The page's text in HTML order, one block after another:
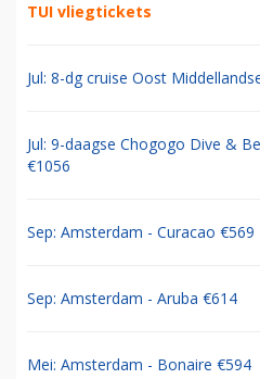
TUI vliegtickets
Jul: 8-dg cruise Oost
Jul: 9-daagse Chogogo Dive &
€1056
Sep: Amsterdam - Curacao €569
Sep: Amsterdam - Aruba €614
Mei: Amsterdam - Bonaire €594